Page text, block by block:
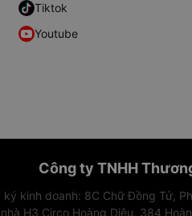
Tiktok
Youtube
Công ty TNHH
kinh doanh: 8C Chữ Đồng Tử,
H3 Circo Hoàng Diệu, 384